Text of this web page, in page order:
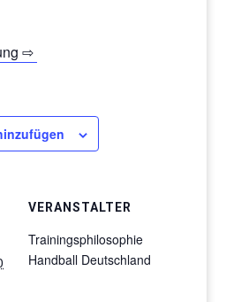
⇨
VERANSTALTER
Trainingsphilosophie
Handball Deutschland